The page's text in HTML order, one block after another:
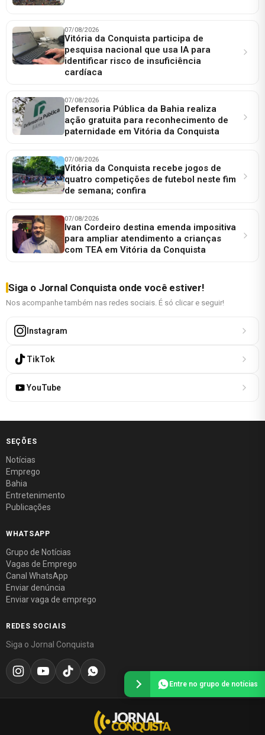
07/08/2026
Vitória da Conquista participa de
pesquisa nacional que usa IA para
identificar risco de insuficiência
cardíaca
07/08/2026
Defensoria Pública da Bahia realiza
ação gratuita para reconhecimento de
paternidade em Vitória da Conquista
07/08/2026
Vitória da Conquista recebe jogos de
quatro competições de futebol neste fim
de semana; confira
07/08/2026
Ivan Cordeiro destina emenda impositiva
para ampliar atendimento a crianças
com TEA em Vitória da Conquista
Siga o Jornal Conquista onde você estiver!
Nos acompanhe também nas redes sociais. É só clicar e seguir!
Instagram
TikTok
YouTube
SEÇÕES
Notícias
Emprego
Bahia
Entretenimento
Publicações
WHATSAPP
Grupo de Notícias
Vagas de Emprego
Canal WhatsApp
Enviar denúncia
Enviar vaga de emprego
REDES SOCIAIS
Siga o Jornal Conquista
Entre no grupo de notícias